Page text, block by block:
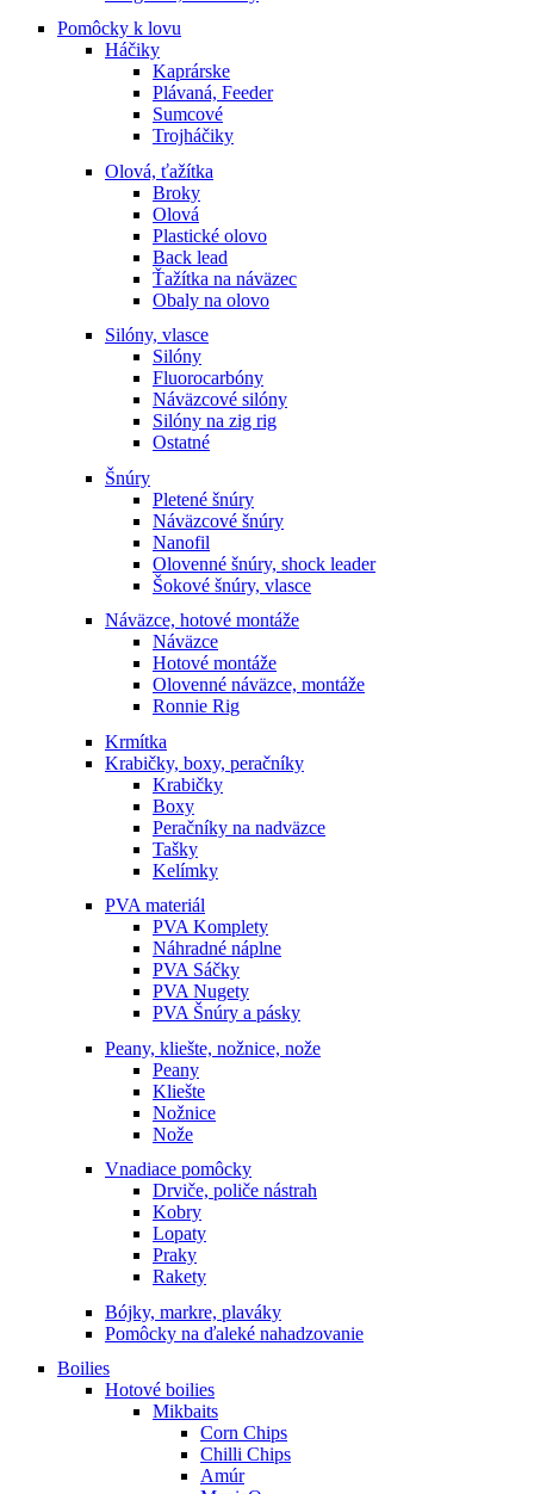
Pomôcky k lovu
Háčiky
Kaprárske
Plávaná, Feeder
Sumcové
Trojháčiky
Olová, ťažítka
Broky
Olová
Plastické olovo
Back lead
Ťažítka na náväzec
Obaly na olovo
Silóny, vlasce
Silóny
Fluorocarbóny
Náväzcové silóny
Silóny na zig rig
Ostatné
Šnúry
Pletené šnúry
Náväzcové šnúry
Nanofil
Olovenné šnúry, shock leader
Šokové šnúry, vlasce
Náväzce, hotové montáže
Náväzce
Hotové montáže
Olovenné náväzce, montáže
Ronnie Rig
Krmítka
Krabičky, boxy, peračníky
Krabičky
Boxy
Peračníky na nadväzce
Tašky
Kelímky
PVA materiál
PVA Komplety
Náhradné náplne
PVA Sáčky
PVA Nugety
PVA Šnúry a pásky
Peany, kliešte, nožnice, nože
Peany
Kliešte
Nožnice
Nože
Vnadiace pomôcky
Drviče, poliče nástrah
Kobry
Lopaty
Praky
Rakety
Bójky, markre, plaváky
Pomôcky na ďaleké nahadzovanie
Boilies
Hotové boilies
Mikbaits
Corn Chips
Chilli Chips
Amúr